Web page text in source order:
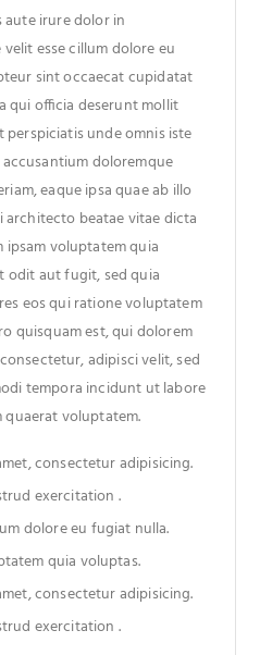
aute irure dolor in
esse cillum dolore eu
sint occaecat cupidatat
qui officia deserunt mollit
perspiciatis unde omnis iste
doloremque
eaque ipsa quae ab illo
beatae vitae dicta
ipsam voluptatem quia
odit aut fugit, sed quia
eos qui ratione voluptatem
quisquam est, qui dolorem
adipisci velit, sed
tempora incidunt ut labore
quaerat voluptatem.
consectetur adipisicing.
exercitation .
dolore eu fugiat nulla.
quia voluptas.
consectetur adipisicing.
exercitation .